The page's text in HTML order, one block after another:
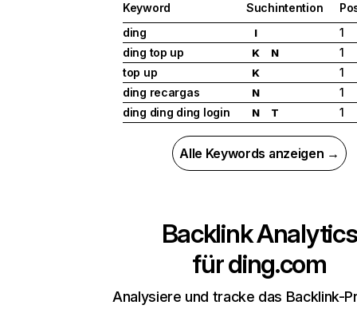
Keyword Suchintention
ding
I
1
ding top up
K N
1
top up
K
1
ding recargas
N
1
ding ding ding login
N T 1
Alle Keywords anzeigen →
Backlink Analytics
fürding.com
Analysiere und tracke das Backlink-